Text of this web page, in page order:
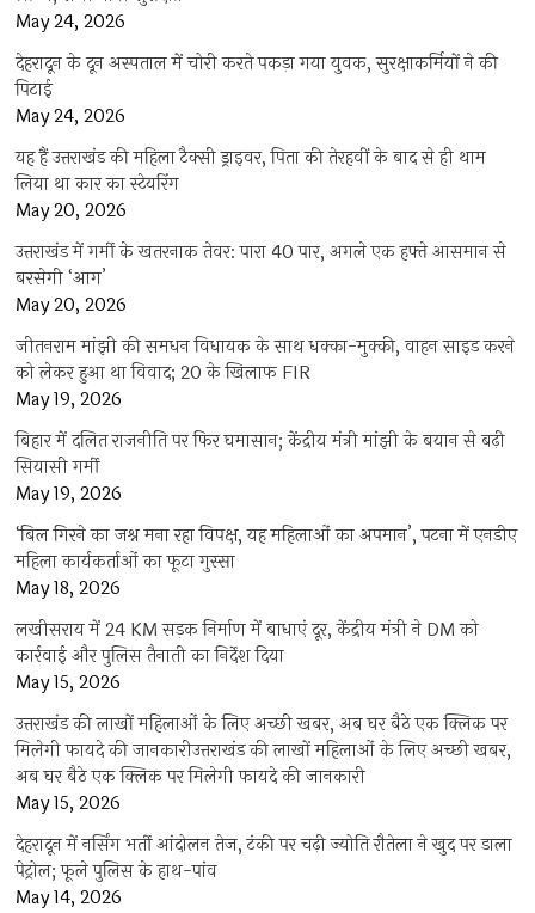
May 24, 2026
देहरादून के दून अस्पताल में चोरी करते पकड़ा गया युवक, सुरक्षाकर्मियों ने की
पिटाई
May 24, 2026
यह हैं उत्तराखंड की महिला टैक्सी ड्राइवर, पिता की तेरहवीं के बाद से ही थाम
लिया था कार का स्टेयरिंग
May 20, 2026
उत्तराखंड में गर्मी के खतरनाक तेवर: पारा 40 पार, अगले एक हफ्ते आसमान से
बरसेगी ‘आग’
May 20, 2026
जीतनराम मांझी की समधन विधायक के साथ धक्का-मुक्की, वाहन साइड करने
को लेकर हुआ था विवाद; 20 के खिलाफ FIR
May 19, 2026
बिहार में दलित राजनीति पर फिर घमासान; केंद्रीय मंत्री मांझी के बयान से बढ़ी
सियासी गर्मी
May 19, 2026
‘बिल गिरने का जश्न मना रहा विपक्ष, यह महिलाओं का अपमान’, पटना में एनडीए
महिला कार्यकर्ताओं का फूटा गुस्सा
May 18, 2026
लखीसराय में 24 KM सड़क निर्माण में बाधाएं दूर, केंद्रीय मंत्री ने DM को
कार्रवाई और पुलिस तैनाती का निर्देश दिया
May 15, 2026
उत्तराखंड की लाखों महिलाओं के लिए अच्छी खबर, अब घर बैठे एक क्लिक पर
मिलेगी फायदे की जानकारीउत्तराखंड की लाखों महिलाओं के लिए अच्छी खबर,
अब घर बैठे एक क्लिक पर मिलेगी फायदे की जानकारी
May 15, 2026
देहरादून में नर्सिंग भर्ती आंदोलन तेज, टंकी पर चढ़ी ज्योति रौतेला ने खुद पर डाला
पेट्रोल; फूले पुलिस के हाथ-पांव
May 14, 2026